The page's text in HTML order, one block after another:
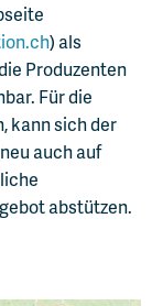
) als
Produzenten
Für die
kann sich der
auch auf
abstützen.